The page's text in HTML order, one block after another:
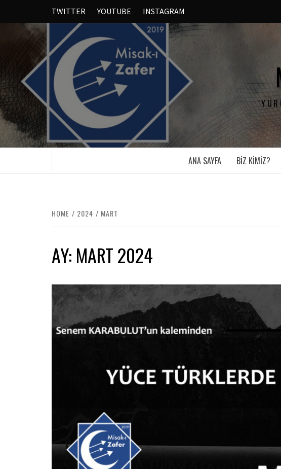
TWITTER YOUTUBE INSTAGRAM
ANA SAYFA BIZ KIMIZ?
HOME 2024 MART
AY: MART 2024